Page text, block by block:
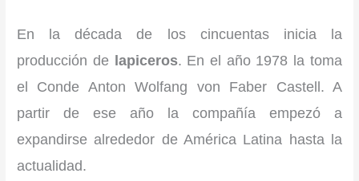
En la década de los cincuentas inicia la
producción de lapiceros. En el año 1978 la toma
el Conde Anton Wolfang von Faber Castell. A
partir de ese año la compañía empezó a
expandirse alrededor de América Latina hasta la
actualidad.